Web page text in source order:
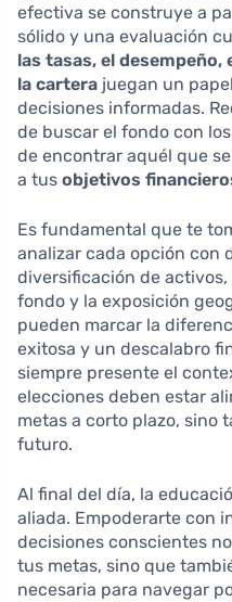
efectiva se construye a
sólido y una evaluación
las tasas, el
la cartera juegan un
decisiones informadas.
de buscar el fondo con
de encontrar aquél que
a tus objetivos
Es fundamental que te
analizar cada opción con
diversificación de
fondo y la exposición
pueden marcar la
exitosa y un descalabro
siempre presente el
elecciones deben estar
metas a corto plazo, sino
futuro.
Al final del día, la
aliada. Empoderarte con
decisiones conscientes
tus metas, sino que
necesaria para navegar